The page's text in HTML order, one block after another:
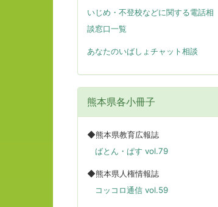
いじめ・不登校などに関する電話相
談窓口一覧
あなたのいばしょチャット相談
熊本県各小冊子
◆熊本県教育広報誌
ばとん・ぱす vol.79
◆熊本県人権情報誌
コッコロ通信 vol.59